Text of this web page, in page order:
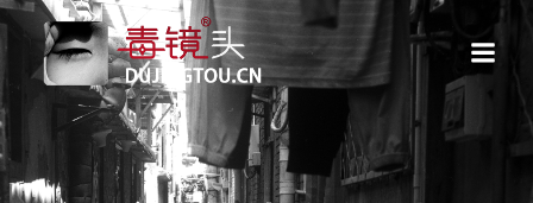
转
到
内
容